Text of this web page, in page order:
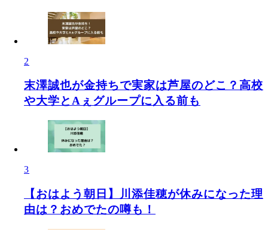
2
末澤誠也が金持ちで実家は芦屋のどこ？高校
や大学とAぇグループに入る前も
3
【おはよう朝日】川添佳穂が休みになった理
由は？おめでたの噂も！